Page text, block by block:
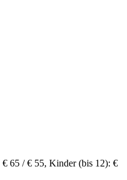
€ 65 / € 55, Kinder (bis 12): €